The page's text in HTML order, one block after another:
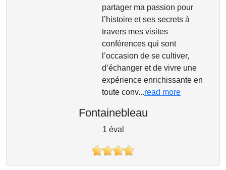
partager ma passion pour
l’histoire et ses secrets à
travers mes visites
conférences qui sont
l’occasion de se cultiver,
d’échanger et de vivre une
expérience enrichissante en
toute conv...read more
Fontainebleau
1 éval